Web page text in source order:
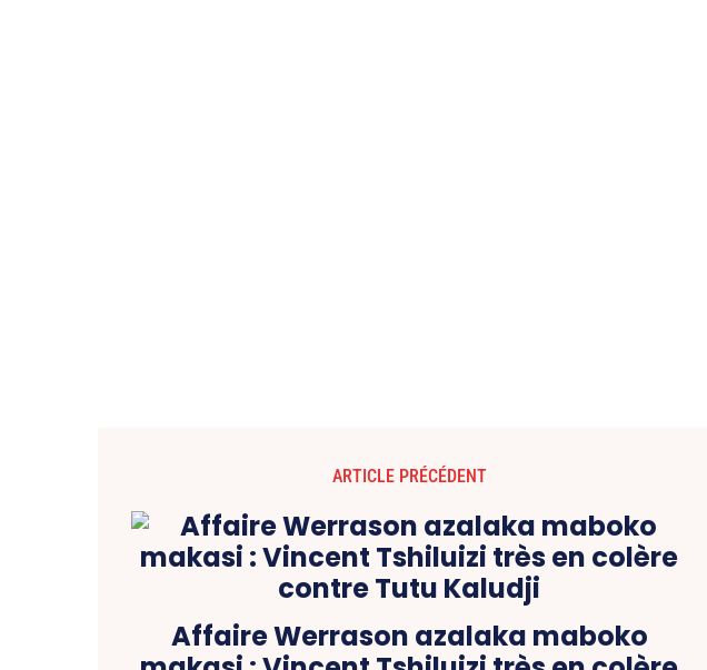
ARTICLE PRÉCÉDENT
Affaire Werrason azalaka maboko